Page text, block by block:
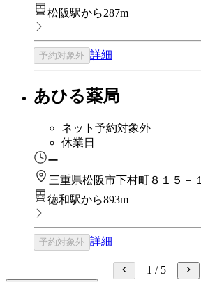
松阪駅から287m
予約対象外 詳細
あひる薬局
ネット予約対象外
休業日
ー
三重県松阪市下村町８１５－１
徳和駅から893m
予約対象外 詳細
1 / 5